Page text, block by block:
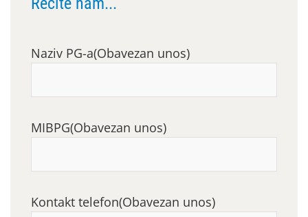
Naziv PG-a(Obavezan unos)
MIBPG(Obavezan unos)
Kontakt telefon(Obavezan unos)